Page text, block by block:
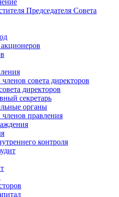
Председателя Совета
совета директоров
директоров
секретарь
органы
правления
контроля